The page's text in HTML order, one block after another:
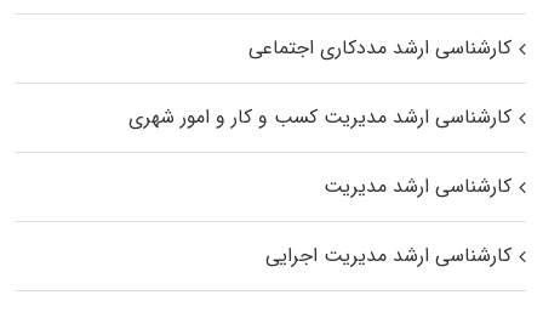
کارشناسی ارشد مددکاری اجتماعی
کارشناسی ارشد مدیریت کسب و کار و امور شهری
کارشناسی ارشد مدیریت
کارشناسی ارشد مدیریت اجرایی